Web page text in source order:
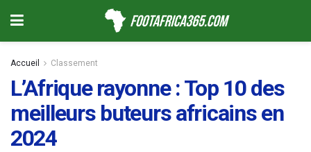
Accueil Classement
L’Afrique rayonne : Top 10 des
meilleurs buteurs africains en
2024